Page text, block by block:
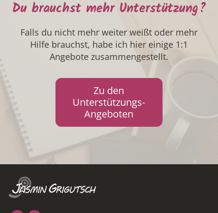
Du brauchst mehr Unterstützung?
Falls du nicht mehr weiter weißt oder mehr
Hilfe brauchst, habe ich hier einige 1:1
Angebote zusammengestellt.
Zu den
Unterstützungs-
Angeboten